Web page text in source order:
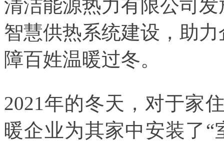
清洁能源热力有限公司
智慧供热系统建设，助
障百姓温暖过冬。
2021年的冬天，对于家
暖企业为其家中安装了